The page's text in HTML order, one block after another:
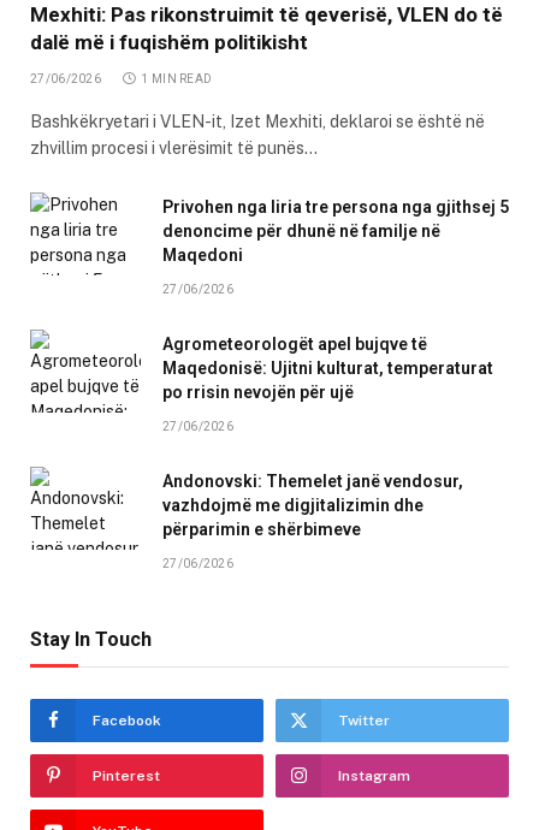
Mexhiti: Pas rikonstruimit të qeverisë, VLEN do të
dalë më i fuqishëm politikisht
27/06/2026 1 MIN READ
Bashkëkryetari i VLEN-it, Izet Mexhiti, deklaroi se është në
zhvillim procesi i vlerësimit të punës…
Privohen nga liria tre persona nga gjithsej 5
denoncime për dhunë në familje në
Maqedoni
27/06/2026
Agrometeorologët apel bujqve të
Maqedonisë: Ujitni kulturat, temperaturat
po rrisin nevojën për ujë
27/06/2026
Andonovski: Themelet janë vendosur,
vazhdojmë me digjitalizimin dhe
përparimin e shërbimeve
27/06/2026
Stay In Touch
Facebook Twitter
Pinterest Instagram